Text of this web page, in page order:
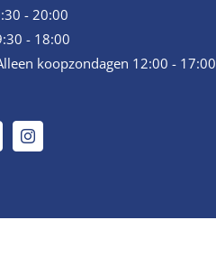
- 20:00
- 18:00
koopzondagen 12:00 - 17:00